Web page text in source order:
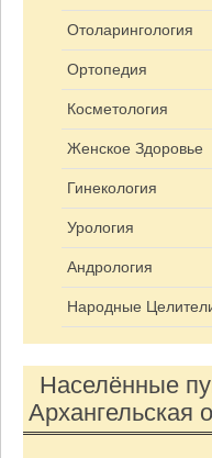
Отоларингология
Ортопедия
Косметология
Женское Здоровье
Гинекология
Урология
Андрология
Народные
Населённые
Архангельская